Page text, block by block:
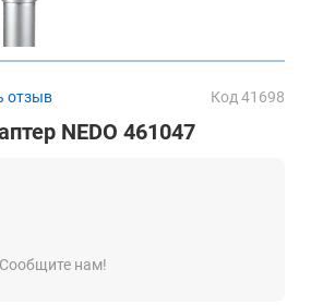
отзыв Код 41698
NEDO 461047
нам!